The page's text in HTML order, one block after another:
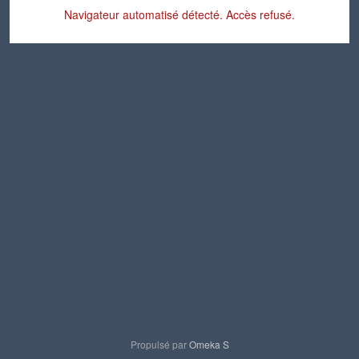
Navigateur automatisé détecté. Accès refusé.
Propulsé parOmeka S